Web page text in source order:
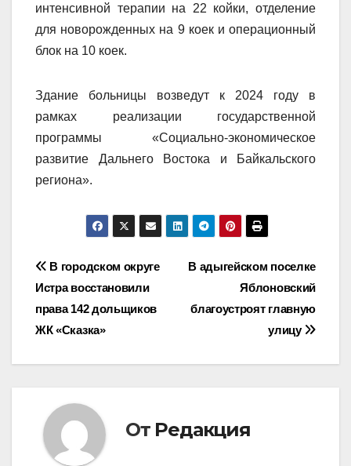
интенсивной терапии на 22 койки, отделение
для новорожденных на 9 коек и операционный
блок на 10 коек.
Здание больницы возведут к 2024 году в
рамках реализации государственной
программы «Социально-экономическое
развитие Дальнего Востока и Байкальского
региона».
Навигация
по
записям
В адыгейском поселке
Яблоновский
благоустроят главную
улицу
В городском округе
Истра восстановили
права 142 дольщиков
ЖК «Сказка»
От Редакция